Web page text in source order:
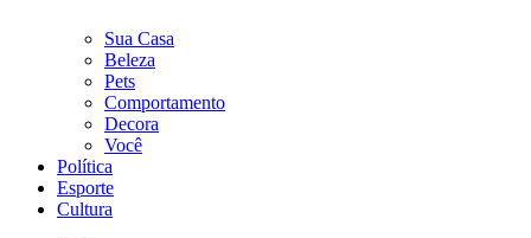
Sua Casa
Beleza
Pets
Comportamento
Decora
Você
Política
Esporte
Cultura